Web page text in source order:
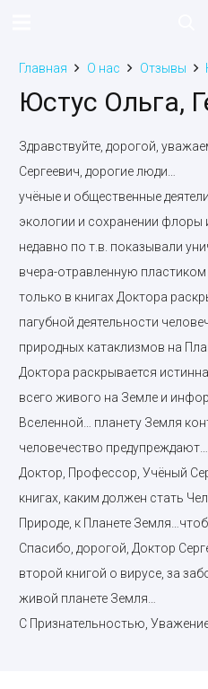
Главная О нас Отзывы
Юстус Ольга,
Здравствуйте, дорогой,
Сергеевич, дорогие люди…
учёные и общественные
экологии и сохранении
недавно по т.в. показывали
вчера-отравленную
только в книгах Доктора
пагубной деятельности
природных катаклизмов на
Доктора раскрывается
всего живого на Земле и
Вселенной… планету Земля
человечество предупреждают…
Доктор, Профессор, Учёный
книгах, каким должен стать
Природе, к Планете
Спасибо, дорогой, Доктор
второй книгой о вирусе, за
живой планете Земля…
С Признательностью,